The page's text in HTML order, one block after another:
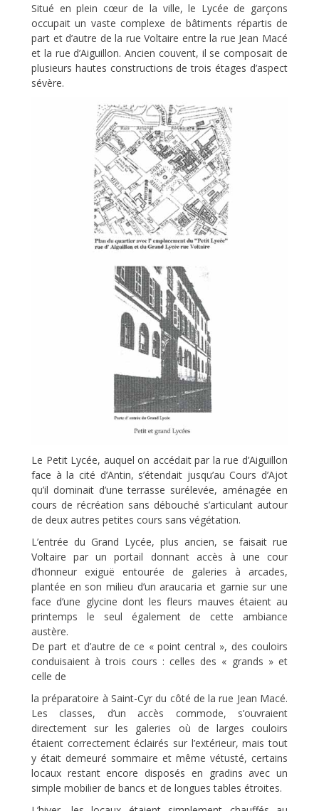
Situé en plein cœur de la ville, le Lycée de garçons
occupait un vaste complexe de bâtiments répartis de
part et d’autre de la rue Voltaire entre la rue Jean Macé
et la rue d’Aiguillon. Ancien couvent, il se composait de
plusieurs hautes constructions de trois étages d’aspect
sévère.
Le Petit Lycée, auquel on accédait par la rue d’Aiguillon
face à la cité d’Antin, s’étendait jusqu’au Cours d’Ajot
qu’il dominait d’une terrasse surélevée, aménagée en
cours de récréation sans débouché s’articulant autour
de deux autres petites cours sans végétation.
L’entrée du Grand Lycée, plus ancien, se faisait rue
Voltaire par un portail donnant accès à une cour
d’honneur exiguë entourée de galeries à arcades,
plantée en son milieu d’un araucaria et garnie sur une
face d’une glycine dont les fleurs mauves étaient au
printemps le seul également de cette ambiance
austère.
De part et d’autre de ce « point central », des couloirs
conduisaient à trois cours : celles des « grands » et
celle de
la préparatoire à Saint-Cyr du côté de la rue Jean Macé.
Les classes, d’un accès commode, s’ouvraient
directement sur les galeries où de larges couloirs
étaient correctement éclairés sur l’extérieur, mais tout
y était demeuré sommaire et même vétusté, certains
locaux restant encore disposés en gradins avec un
simple mobilier de bancs et de longues tables étroites.